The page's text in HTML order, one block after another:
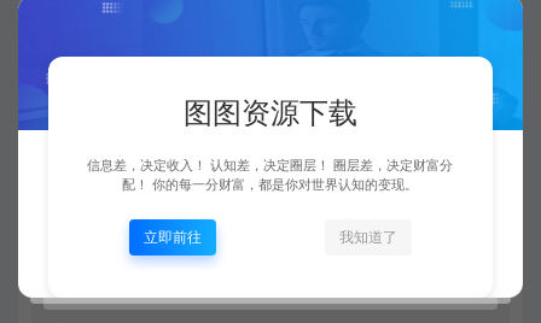
是的，图图资源下载站坚持每天更新市面上最新的课程、
查看详情
图图资源下载
信息差，决定收入！ 认知差，决定圈层！ 圈层差，决定财富分
配！ 你的每一分财富，都是你对世界认知的变现。
立即前往 我知道了